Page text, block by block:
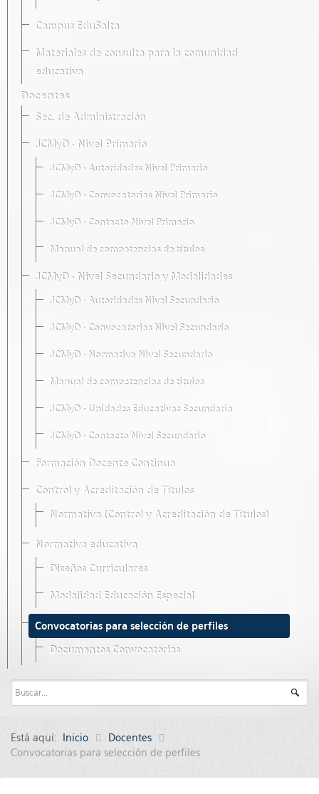
Campus EduSalta
Materiales de consulta para la comunidad
educativa
Docentes
Sec. de Administración
JCMyD · Nivel Primario
JCMyD · Autoridades Nivel Primario
JCMyD · Convocatorias Nivel Primario
JCMyD · Contacto Nivel Primario
Manual de competencias de títulos
JCMyD · Nivel Secundario y Modalidades
JCMyD · Autoridades Nivel Secundario
JCMyD · Convocatorias Nivel Secundario
JCMyD · Normativa Nivel Secundario
Manual de competencias de títulos
JCMyD · Unidades Educativas Secundaria
JCMyD · Contacto Nivel Secundario
Formación Docente Continua
Control y Acreditación de Títulos
Normativa (Control y Acreditación de Títulos)
Normativa educativa
Diseños Curriculares
Modalidad Educación Especial
Convocatorias para selección de perfiles
Documentos Convocatorias
Está aquí: Inicio
Docentes
Convocatorias para selección de perfiles